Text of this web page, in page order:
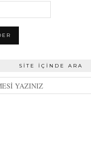
SITE İÇINDE ARA